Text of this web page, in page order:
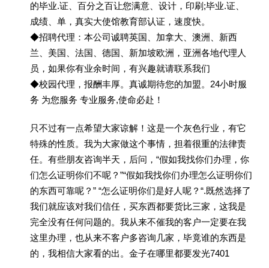
的毕业.证、百分之百让您满意、设计，印刷;毕业.证、
成绩、单，真实大使馆教育部认证，速度快。
◆招聘代理：本公司诚聘英国、加拿大、澳洲、新西
兰、美国、法国、德国、新加坡欧洲，亚洲各地代理人
员，如果你有业余时间，有兴趣就请联系我们
◆校园代理，报酬丰厚。真诚期待您的加盟。24小时服
务 为您服务 专业服务,使命必赴！
只不过有一点希望大家谅解！这是一个灰色行业，有它
特殊的性质。我为大家做这个事情，担着很重的法律责
任。有些朋友咨询半天，后问，“假如我找你们办理，你
们怎么证明你们不呢？”“假如我找你们办理怎么证明你们
的东西可靠呢？” “怎么证明你们是好人呢？“.既然选择了
我们就应该对我们信任，买东西都要货比三家，这我是
完全没有任何问题的。我从来不催我的客户一定要在我
这里办理，也从来不客户多咨询几家，毕竟谁的东西是
的，我相信大家看的出。金子在哪里都要发光7401